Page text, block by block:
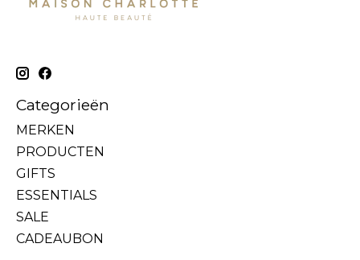
Categorieën
MERKEN
PRODUCTEN
GIFTS
ESSENTIALS
SALE
CADEAUBON